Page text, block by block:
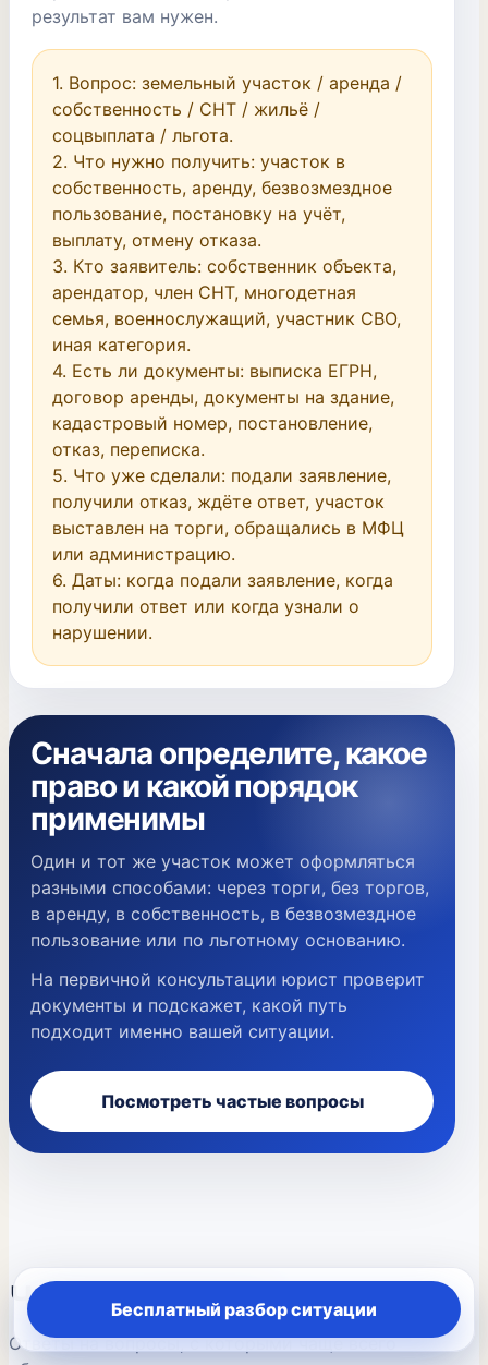
результат вам нужен.
1. Вопрос: земельный участок / аренда /
собственность / СНТ / жильё /
соцвыплата / льгота.
2. Что нужно получить: участок в
собственность, аренду, безвозмездное
пользование, постановку на учёт,
выплату, отмену отказа.
3. Кто заявитель: собственник объекта,
арендатор, член СНТ, многодетная
семья, военнослужащий, участник СВО,
иная категория.
4. Есть ли документы: выписка ЕГРН,
договор аренды, документы на здание,
кадастровый номер, постановление,
отказ, переписка.
5. Что уже сделали: подали заявление,
получили отказ, ждёте ответ, участок
выставлен на торги, обращались в МФЦ
или администрацию.
6. Даты: когда подали заявление, когда
получили ответ или когда узнали о
нарушении.
Сначала определите, какое
право и какой порядок
применимы
Один и тот же участок может оформляться
разными способами: через торги, без торгов,
в аренду, в собственность, в безвозмездное
пользование или по льготному основанию.
На первичной консультации юрист проверит
документы и подскажет, какой путь
подходит именно вашей ситуации.
Посмотреть частые вопросы
Частые вопросы
Ответы на вопросы, с которыми чаще всего
Бесплатный разбор ситуации